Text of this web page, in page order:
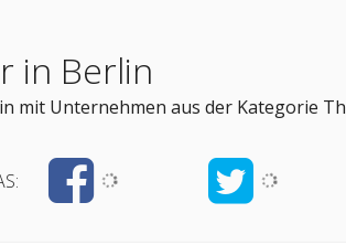
in Berlin
mit Unternehmen aus der Kategorie